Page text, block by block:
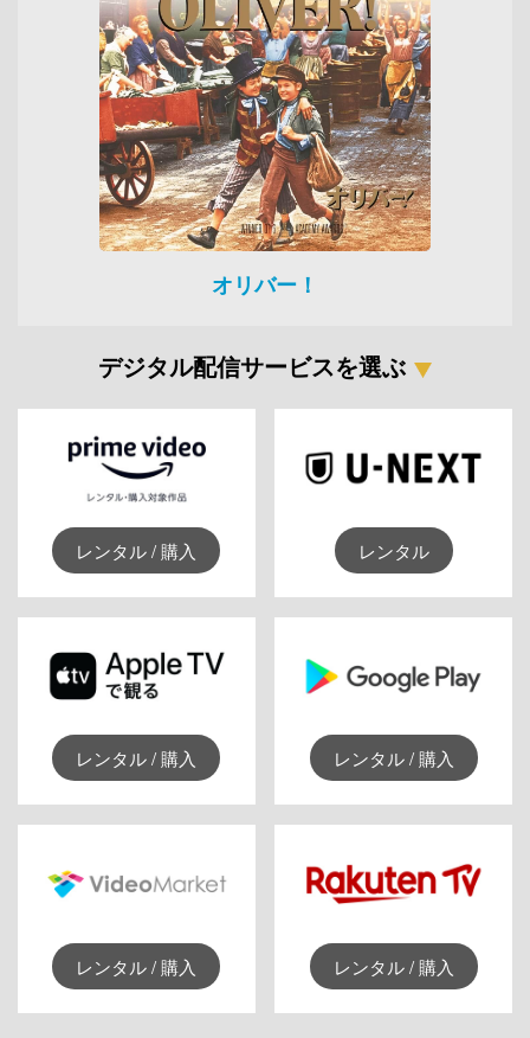
オリバー！
デジタル配信サービスを選ぶ
レンタル / 購入 レンタル
レンタル / 購入 レンタル / 購入
レンタル / 購入 レンタル / 購入